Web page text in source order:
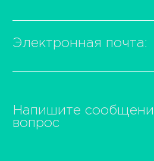
Электронная почта:
Напишите
вопрос